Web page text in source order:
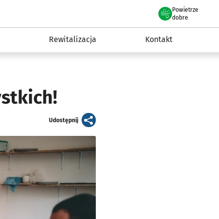
Powietrze
we Wrocławiu
dobre
Rewitalizacja Kontakt
Udostępnijartykuł